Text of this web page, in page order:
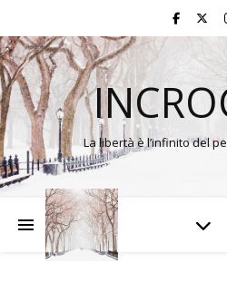
La libertà è l’infinito del